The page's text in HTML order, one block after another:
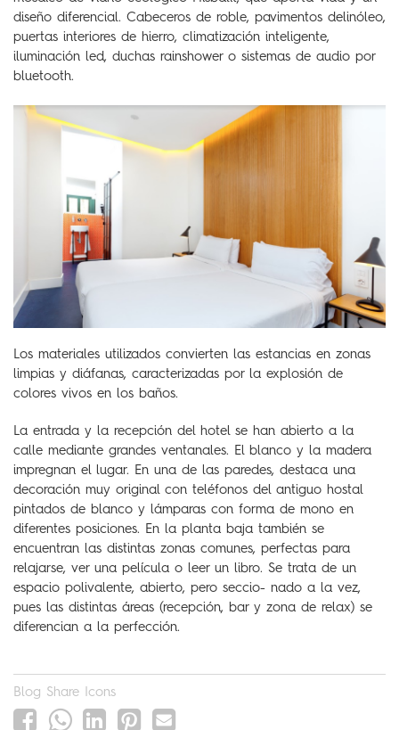
diseño diferencial. Cabeceros de roble, pavimentos delinóleo,
puertas interiores de hierro, climatización inteligente,
iluminación led, duchas rainshower o sistemas de audio por
bluetooth.
Los materiales utilizados convierten las estancias en zonas
limpias y diáfanas, caracterizadas por la explosión de
colores vivos en los baños.
La entrada y la recepción del hotel se han abierto a la
calle mediante grandes ventanales. El blanco y la madera
impregnan el lugar. En una de las paredes, destaca una
decoración muy original con teléfonos del antiguo hostal
pintados de blanco y lámparas con forma de mono en
diferentes posiciones. En la planta baja también se
encuentran las distintas zonas comunes, perfectas para
relajarse, ver una película o leer un libro. Se trata de un
espacio polivalente, abierto, pero seccio- nado a la vez,
pues las distintas áreas (recepción, bar y zona de relax) se
diferencian a la perfección.
Blog Share Icons